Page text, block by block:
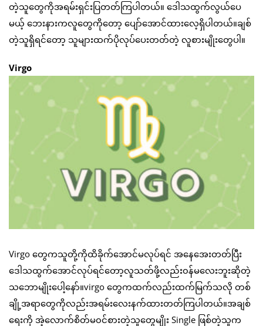
တဲ့သူတွေကိုအရမ်းရှင်းပြတတ်ကြပါတယ်။ ဒေါသထွက်လွယ်ပေ
မယ့် ဘေးနားကလူတွေကိုတော့ ပျော်အောင်ထားလေ့ရှိပါတယ်။ချစ်
တဲ့သူရှိရင်တော့ သူများထက်ပိုလုပ်ပေးတတ်တဲ့ လူစားမျိုးတွေပါ။
Virgo
Virgo တွေကသူတို့ကိုထိခိုက်အောင်မလုပ်ရင် အနေအေးတတ်ပြီး
ဒေါသထွက်အောင်လုပ်ရင်တော့လူသတ်ဖို့လည်း၀န်မလေးဘူးဆိုတဲ့
သဘောမျိုးပေါ့နော်။virgo တွေကထက်လည်းထက်မြက်သလို တစ်
ချို့အရာတွေကိုလည်းအရမ်းလေးနက်ထားတတ်ကြပါတယ်။အချစ်
ရေးကို အဲ့လောက်စိတ်မ၀င်စားတဲ့သူတွေမျိုး Single ဖြစ်တဲ့သူက